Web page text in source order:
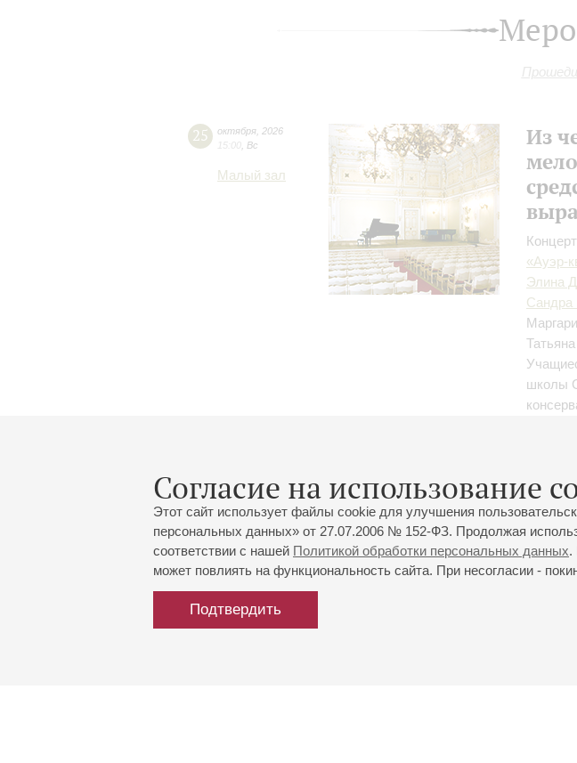
Согласие на использование
Этот сайт использует файлы cookie для улучшения
персональных данных» от 27.07.2006 № 152-ФЗ. Продолжая
соответствии с нашей Политикой обработки персональных данных.
может повлиять на функциональность сайта. При несогласии -
Подтвердить
25 октября 2026
15:00 Вс
Малый зал
Из
«Ауэр-
Элина
Сандра
школы